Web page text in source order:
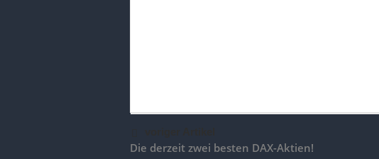
Die derzeit zwei besten DAX-Aktien!